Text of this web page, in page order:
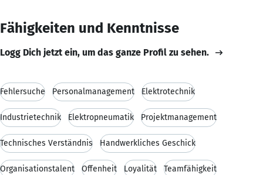
Fähigkeiten und Kenntnisse
Logg Dich jetzt ein, um das ganze Profil zu sehen.
Fehlersuche Personalmanagement Elektrotechnik
Industrietechnik Elektropneumatik Projektmanagement
Technisches Verständnis Handwerkliches Geschick
Organisationstalent Offenheit Loyalität Teamfähigkeit